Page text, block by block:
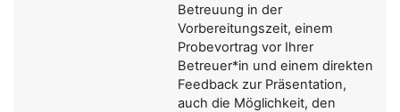
Betreuung in der
Vorbereitungszeit, einem
Probevortrag vor Ihrer
Betreuer*in und einem direkten
Feedback zur Präsentation,
auch die Möglichkeit, den